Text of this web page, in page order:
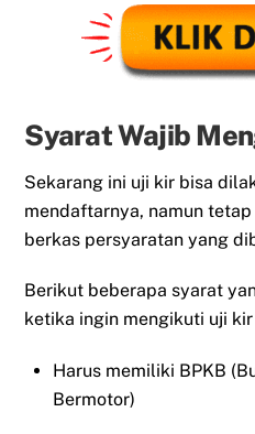
Syarat Wajib
Sekarang ini uji kir bisa
mendaftarnya, namun
berkas persyaratan yang
Berikut beberapa syarat
ketika ingin mengikuti uji
Harus memiliki BPKB
Bermotor)